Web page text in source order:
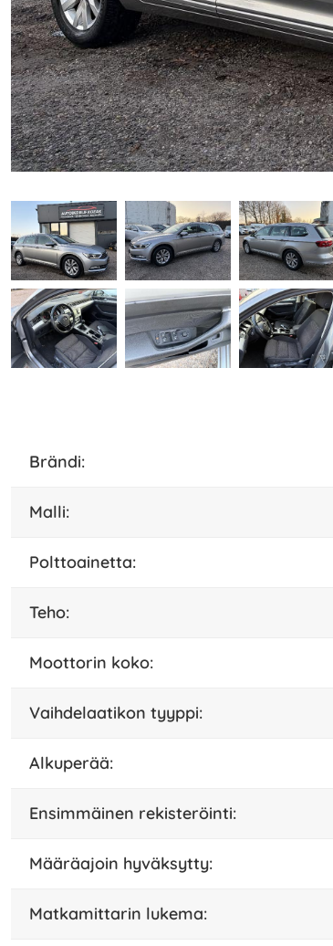
Brändi:
malli:
polttoainetta:
teho:
moottorin koko:
vaihdelaatikon tyyppi:
alkuperää:
Ensimmäinen rekisteröinti:
määräajoin hyväksytty:
matkamittarin lukema: